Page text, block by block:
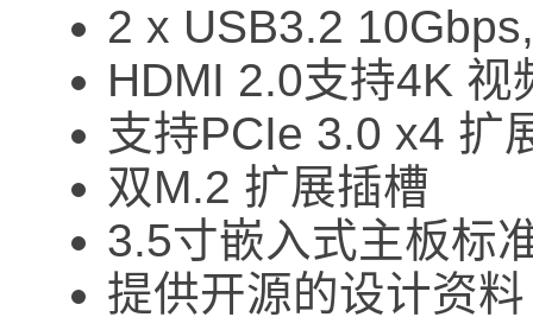
2 x USB3.2
HDMI 2.0支持4K 视
支持PCIe 3.0 x4 扩
双M.2 扩展插槽
3.5寸嵌入式主板标
提供开源的设计资料